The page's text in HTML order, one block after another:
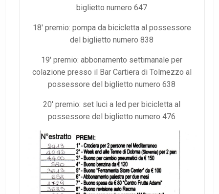
biglietto numero 647
18′ premio: pompa da bicicletta al possessore
del biglietto numero 838
19′ premio: abbonamento settimanale per
colazione presso il Bar Cartiera di Tolmezzo al
possessore del biglietto numero 638
20′ premio: set luci a led per bicicletta al
possessore del biglietto numero 476